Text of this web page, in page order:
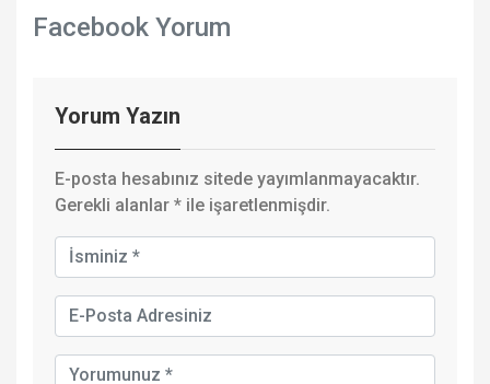
Facebook Yorum
Yorum Yazın
E-posta hesabınız sitede yayımlanmayacaktır.
Gerekli alanlar * ile işaretlenmişdir.